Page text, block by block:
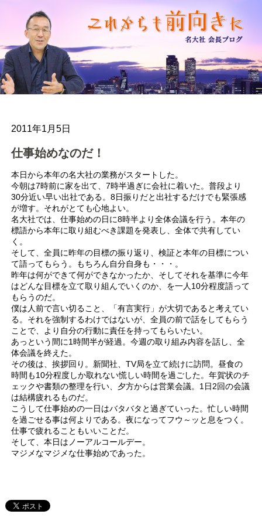
2011年1月5日
仕事始めなのだ！
本日から本年の名大社の業務がスタートした。
今朝は7時前に家を出て、7時半過ぎに会社に着いた。普段より
30分近い早い出社である。8日振りだと出社するだけでも緊張感
が増す。それがとても心地よい。
名大社では、仕事始めの日に8時半より全体会議を行う。本年の
標語から本年に取り組むべき課題を発表し、全体で共有してい
く。
そして、全員に昨年の目標の振り返り、検証と本年の目標につい
て語ってもらう。もちろん自分自身も・・・。
昨年は何ができて何ができなかったか、そしてそれを基準に今年
はどんな目標を立て取り組んでいくのか、を一人10分程度語って
もらうのだ。
僕は人前で言い切ること、「有言実行」が大切であると考えてい
る。それを強制するわけではないが、全員の前で話をしてもらう
ことで、より自分の行動に責任を持ってもらいたい。
あっという間に1時間半が経過。今週の取り組み内容を話し、全
体会議を終えた。
その後は、挨拶回り。新聞社、TV局を立て続けに訪問。昼食の
時間も10分程度しか取れない慌しい時間を過ごした。年賀状のチ
ェックや書類の整理を行い、夕方からは営業会議。1日2回の会議
は結構疲れるものだ。
こうして仕事始めの一日はバタバタと過ぎていった。忙しい時間
を過ごせる事は何よりである。夜になってフウ～ッと息をつく。
仕事で疲れることもいいことだ。
そして、本日はノーアルコールデー。
マジメなマジメな仕事始めであった。